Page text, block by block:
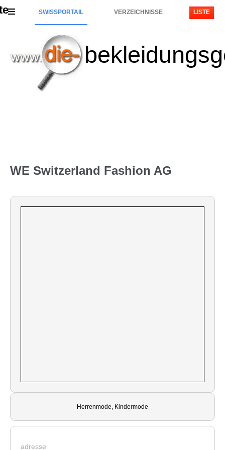
SWISSPORTAIL VERZEICHNISSE LISTE
WE Switzerland Fashion AG
Herrenmode, Kindermode
adresse